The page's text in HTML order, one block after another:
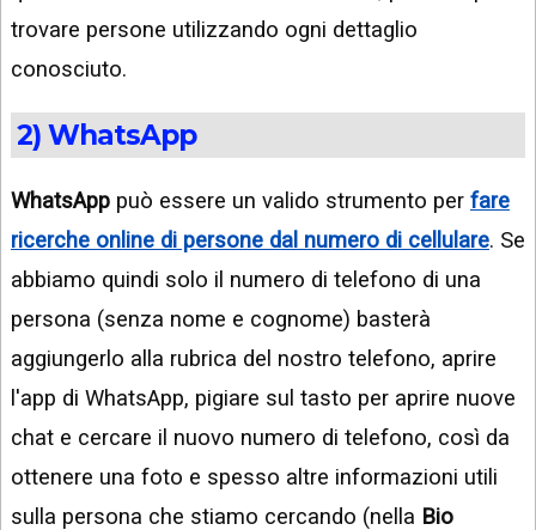
trovare persone utilizzando ogni dettaglio
conosciuto.
2) WhatsApp
WhatsApp può essere un valido strumento per fare
ricerche online di persone dal numero di cellulare. Se
abbiamo quindi solo il numero di telefono di una
persona (senza nome e cognome) basterà
aggiungerlo alla rubrica del nostro telefono, aprire
l'app di WhatsApp, pigiare sul tasto per aprire nuove
chat e cercare il nuovo numero di telefono, così da
ottenere una foto e spesso altre informazioni utili
sulla persona che stiamo cercando (nella Bio